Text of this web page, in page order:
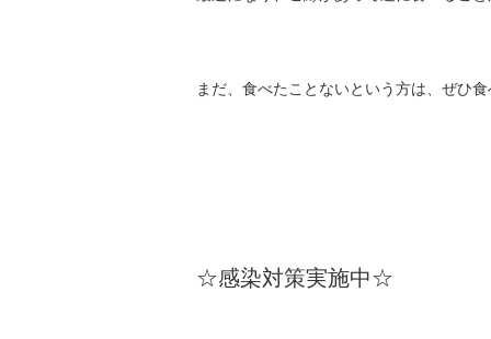
まだ、食べたことないという方は、ぜひ食
☆感染対策実施中☆